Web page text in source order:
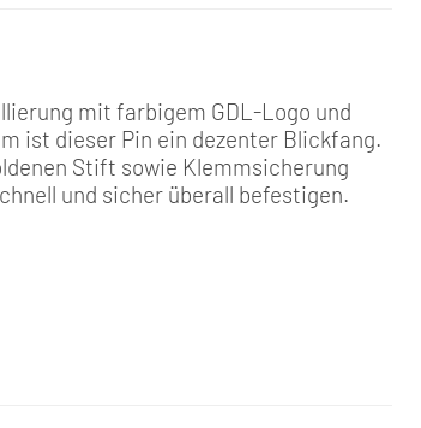
mit farbigem GDL-Logo und
ist dieser Pin ein dezenter Blickfang.
Stift sowie Klemmsicherung
und sicher überall befestigen.